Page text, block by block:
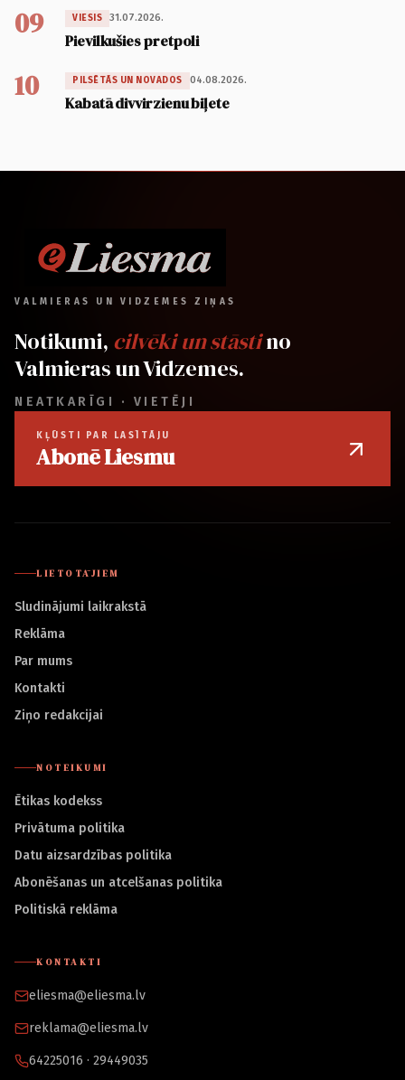
09 VIESIS 31.07.2026.
Pievilkušies pretpoli
10 PILSĒTĀS UN NOVADOS 04.08.2026.
Kabatā divvirzienu biļete
VALMIERAS UN VIDZEMES ZIŅAS
Notikumi, cilvēki un stāstino
Valmieras un Vidzemes.
NEATKARĪGI · VIETĒJI
KĻŪSTI PAR LASĪTĀJU
Abonē Liesmu
LIETOTĀJIEM
Sludinājumi laikrakstā
Reklāma
Par mums
Kontakti
Ziņo redakcijai
NOTEIKUMI
Ētikas kodekss
Privātuma politika
Datu aizsardzības politika
Abonēšanas un atcelšanas politika
Politiskā reklāma
KONTAKTI
eliesma@eliesma.lv
reklama@eliesma.lv
64225016 · 29449035